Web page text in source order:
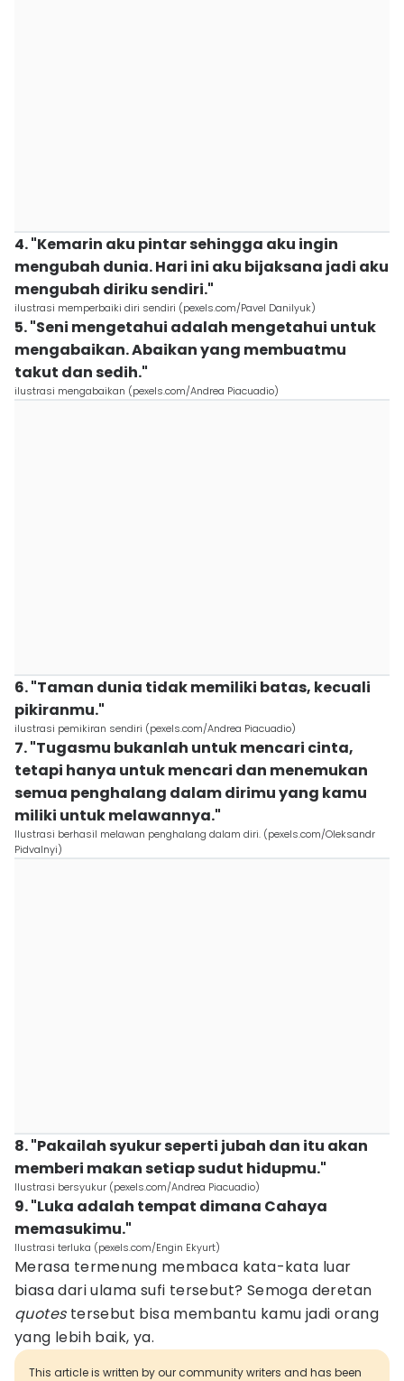
4. "Kemarin aku pintar sehingga aku ingin
mengubah dunia. Hari ini aku bijaksana jadi aku
mengubah diriku sendiri."
ilustrasi memperbaiki diri sendiri (pexels.com/Pavel Danilyuk)
5. "Seni mengetahui adalah mengetahui untuk
mengabaikan. Abaikan yang membuatmu
takut dan sedih."
ilustrasi mengabaikan (pexels.com/Andrea Piacuadio)
6. "Taman dunia tidak memiliki batas, kecuali
pikiranmu."
ilustrasi pemikiran sendiri (pexels.com/Andrea Piacuadio)
7. "Tugasmu bukanlah untuk mencari cinta,
tetapi hanya untuk mencari dan menemukan
semua penghalang dalam dirimu yang kamu
miliki untuk melawannya."
Ilustrasi berhasil melawan penghalang dalam diri. (pexels.com/Oleksandr
Pidvalnyi)
8. "Pakailah syukur seperti jubah dan itu akan
memberi makan setiap sudut hidupmu."
Ilustrasi bersyukur (pexels.com/Andrea Piacuadio)
9. "Luka adalah tempat dimana Cahaya
memasukimu."
Ilustrasi terluka (pexels.com/Engin Ekyurt)
Merasa termenung membaca kata-kata luar
biasa dari ulama sufi tersebut? Semoga deretan
quotes tersebut bisa membantu kamu jadi orang
yang lebih baik, ya.
This article is written by our community writers and has been